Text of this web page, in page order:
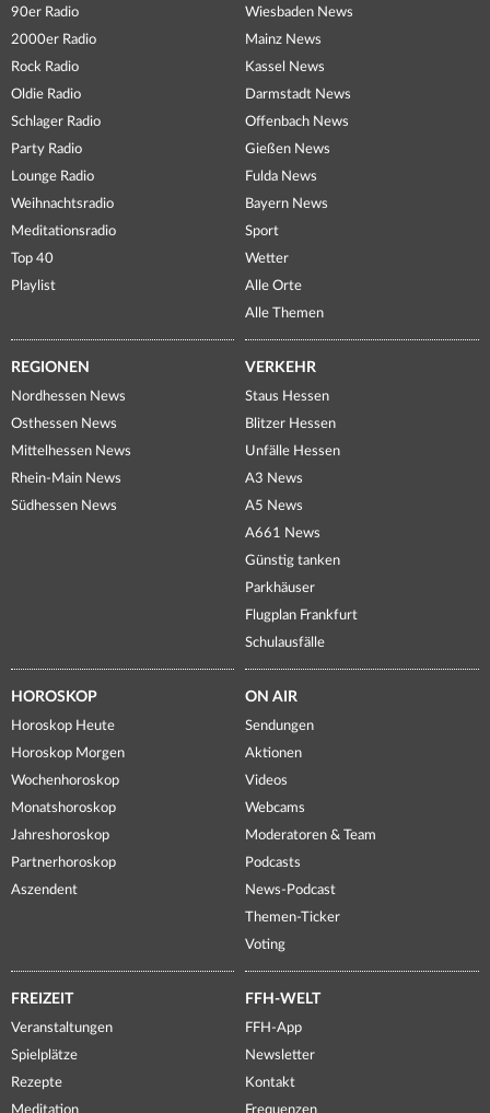
90er Radio
2000er Radio
Rock Radio
Oldie Radio
Schlager Radio
Party Radio
Lounge Radio
Weihnachtsradio
Meditationsradio
Top 40
Playlist
Wiesbaden News
Mainz News
Kassel News
Darmstadt News
Offenbach News
Gießen News
Fulda News
Bayern News
Sport
Wetter
Alle Orte
Alle Themen
REGIONEN
Nordhessen News
Osthessen News
Mittelhessen News
Rhein-Main News
Südhessen News
VERKEHR
Staus Hessen
Blitzer Hessen
Unfälle Hessen
A3 News
A5 News
A661 News
Günstig tanken
Parkhäuser
Flugplan Frankfurt
Schulausfälle
HOROSKOP
Horoskop Heute
Horoskop Morgen
Wochenhoroskop
Monatshoroskop
Jahreshoroskop
Partnerhoroskop
Aszendent
ON AIR
Sendungen
Aktionen
Videos
Webcams
Moderatoren & Team
Podcasts
News-Podcast
Themen-Ticker
Voting
FREIZEIT
Veranstaltungen
Spielplätze
Rezepte
Meditation
FFH-WELT
FFH-App
Newsletter
Kontakt
Frequenzen